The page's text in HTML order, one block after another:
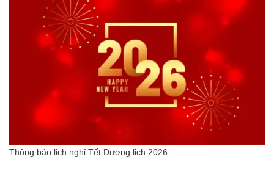
Thông báo lịch nghỉ Tết Dương lịch 2026